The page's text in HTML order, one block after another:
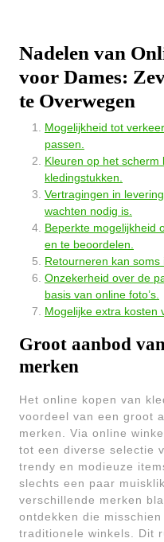
Nadelen van
voor Dames:
te Overwegen
Mogelijkheid tot
passen.
Kleuren op het scherm
kledingstukken.
Vertragingen in
wachten nodig is.
Beperkte mogelijkheid
en te beoordelen.
Retourneren kan soms
Onzekerheid over de
basis van online foto’s.
Mogelijke extra kosten
Groot aanbod
merken
Het online kopen van
voordeel van een groot
merken. Via online
tot een diverse selectie
trendy en modieuze
slechts een paar
verschillende merken
ontdekken die
traditionele winkels. Dit